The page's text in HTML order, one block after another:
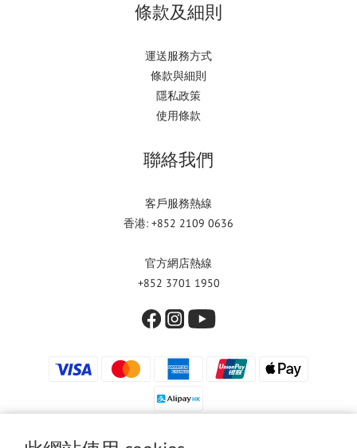
條款及細則
運送服務方式
條款與細則
隱私政策
使用條款
聯絡我們
客戶服務熱線
香港: +852 2109 0636
官方網店熱線
+852 3701 1950